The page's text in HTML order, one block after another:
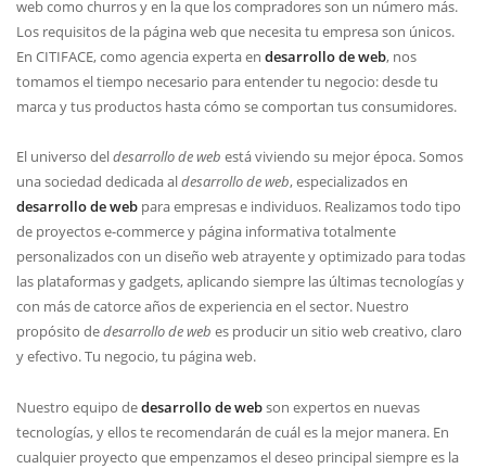
web como churros y en la que los compradores son un número más.
Los requisitos de la página web que necesita tu empresa son únicos.
En CITIFACE, como agencia experta en desarrollo de web, nos
tomamos el tiempo necesario para entender tu negocio: desde tu
marca y tus productos hasta cómo se comportan tus consumidores.
El universo deldesarrollo de web está viviendo su mejor época. Somos
una sociedad dedicada aldesarrollo de web, especializados en
desarrollo de web para empresas e individuos. Realizamos todo tipo
de proyectos e-commerce y página informativa totalmente
personalizados con un diseño web atrayente y optimizado para todas
las plataformas y gadgets, aplicando siempre las últimas tecnologías y
con más de catorce años de experiencia en el sector. Nuestro
propósito dedesarrollo de web es producir un sitio web creativo, claro
y efectivo. Tu negocio, tu página web.
Nuestro equipo dedesarrollo de webson expertos en nuevas
tecnologí­as, y ellos te recomendarán de cuál es la mejor manera. En
cualquier proyecto que empenzamos el deseo principal siempre es la